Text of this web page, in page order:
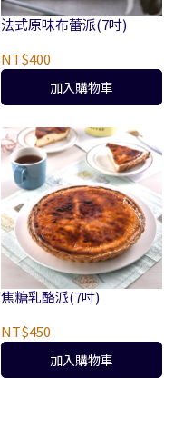
法式原味布蕾派(7吋)
NT$400
加入購物車
焦糖乳酪派(7吋)
NT$450
加入購物車